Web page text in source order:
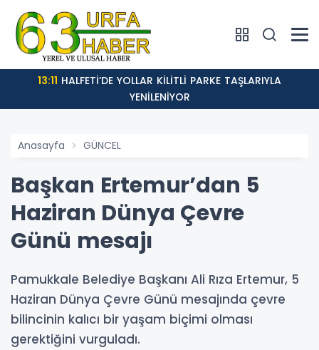
13:11
YENİLENİYOR
Anasayfa GÜNCEL
Başkan Ertemur’dan 5
Haziran Dünya Çevre
Günü mesajı
Pamukkale Belediye Başkanı Ali Rıza Ertemur, 5
Haziran Dünya Çevre Günü mesajında çevre
bilincinin kalıcı bir yaşam biçimi olması
gerektiğini vurguladı.